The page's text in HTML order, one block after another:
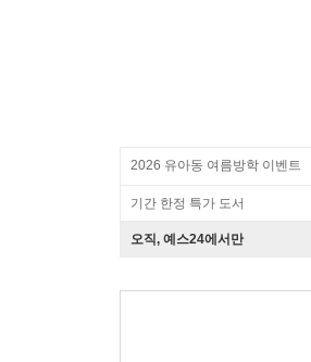
2026 유아동 여름방학 이벤트
기간 한정 특가 도서
오직, 예스24에서만